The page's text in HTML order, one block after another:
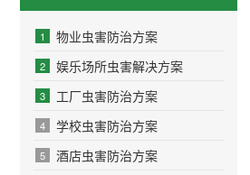
1 物业虫害防治方案
2 娱乐场所虫害解决方案
3 工厂虫害防治方案
4 学校虫害防治方案
5 酒店虫害防治方案